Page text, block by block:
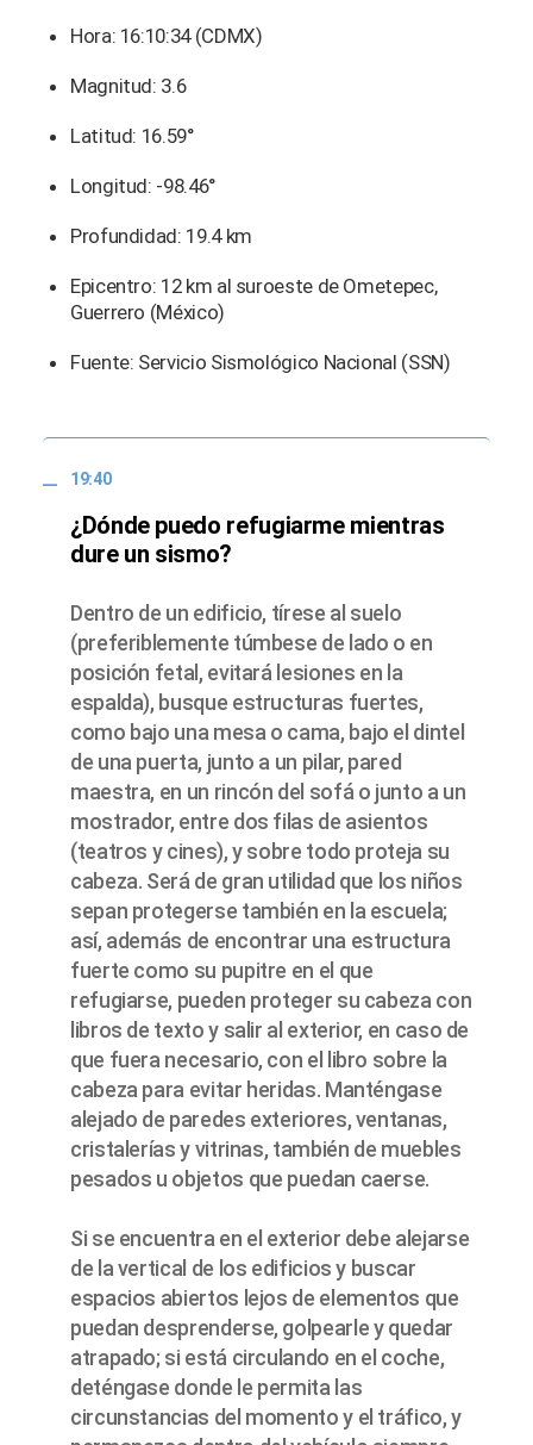
Hora: 16:10:34 (CDMX)
Magnitud: 3.6
Latitud: 16.59°
Longitud: -98.46°
Profundidad: 19.4 km
Epicentro: 12 km al suroeste de Ometepec,
Guerrero (México)
Fuente: Servicio Sismológico Nacional (SSN)
19:40
¿Dónde puedo refugiarme mientras
dure un sismo?
Dentro de un edificio, tírese al suelo
(preferiblemente túmbese de lado o en
posición fetal, evitará lesiones en la
espalda), busque estructuras fuertes,
como bajo una mesa o cama, bajo el dintel
de una puerta, junto a un pilar, pared
maestra, en un rincón del sofá o junto a un
mostrador, entre dos filas de asientos
(teatros y cines), y sobre todo proteja su
cabeza. Será de gran utilidad que los niños
sepan protegerse también en la escuela;
así, además de encontrar una estructura
fuerte como su pupitre en el que
refugiarse, pueden proteger su cabeza con
libros de texto y salir al exterior, en caso de
que fuera necesario, con el libro sobre la
cabeza para evitar heridas. Manténgase
alejado de paredes exteriores, ventanas,
cristalerías y vitrinas, también de muebles
pesados u objetos que puedan caerse.
Si se encuentra en el exterior debe alejarse
de la vertical de los edificios y buscar
espacios abiertos lejos de elementos que
puedan desprenderse, golpearle y quedar
atrapado; si está circulando en el coche,
deténgase donde le permita las
circunstancias del momento y el tráfico, y